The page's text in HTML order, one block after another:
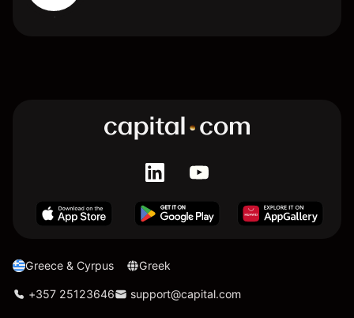
Greece & Cyrpus Greek
+357 25123646 support@capital.com